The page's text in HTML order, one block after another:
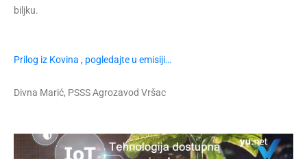
biljku.
Prilog iz Kovina , pogledajte u emisiji…
Divna Marić, PSSS Agrozavod Vršac